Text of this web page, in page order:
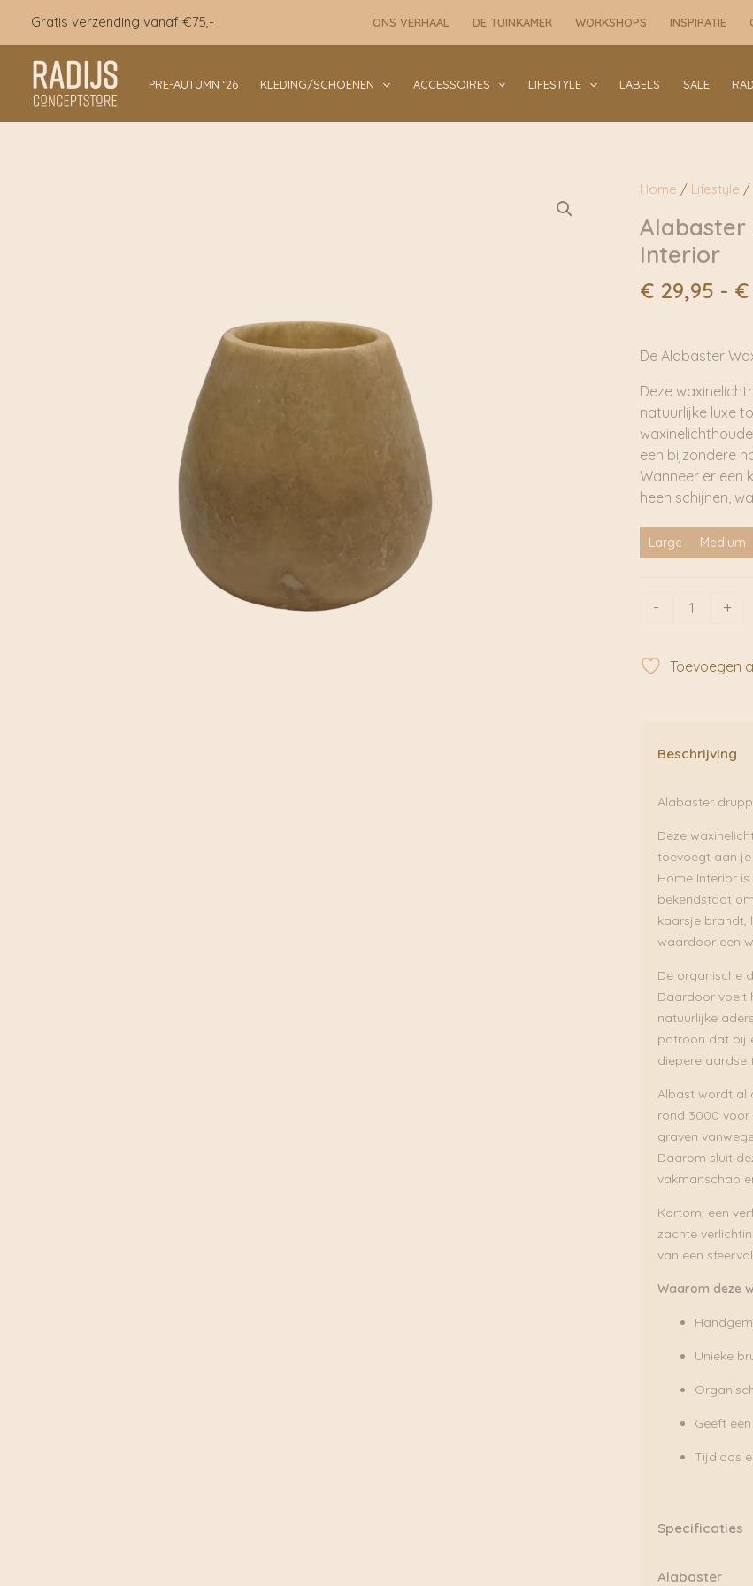
inhoud
Gratis verzending vanaf €75,- ONS VERHAAL DE TUINKAMER WORKSHOPS INSPIRATIE
PRE-AUTUMN ‘26 KLEDING/SCHOENEN ACCESSOIRES LIFESTYLE LABELS SALE
Home / Lifestyle /
Alabaster
Interior
€29,95 - €
De Alabaster
Deze
natuurlijke luxe
een bijzondere
Wanneer er een
heen schijnen,
Large Medium
-
Alabaster
aantal
+
Toevoegen
Beschrijving
Alabaster
Deze
toevoegt aan je
Home Interior
bekendstaat
kaarsje brandt,
waardoor een
De organische
Daardoor voelt
natuurlijke
patroon dat bij
diepere aardse
Albast wordt al
rond 3000 voor
graven
Daarom sluit
vakmanschap
Kortom, een
zachte
van een
Waarom deze
Unieke
Geeft
Tijdloos
Specificaties
Materiaal:
Alabaster